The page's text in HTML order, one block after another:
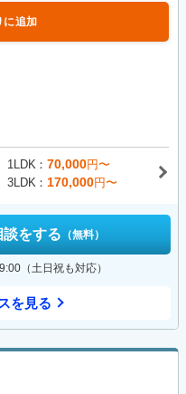
に追加
1LDK 70,000円〜
3LDK 170,000円〜
談をする （無料）
（土日祝も対応）
を見る